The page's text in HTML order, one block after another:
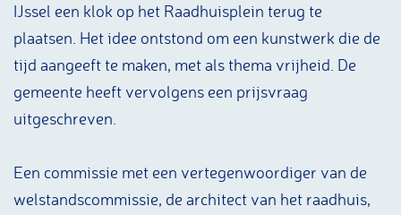
IJssel een klok op het Raadhuisplein terug te
plaatsen. Het idee ontstond om een kunstwerk die de
tijd aangeeft te maken, met als thema vrijheid. De
gemeente heeft vervolgens een prijsvraag
uitgeschreven.
Een commissie met een vertegenwoordiger van de
welstandscommissie, de architect van het raadhuis,